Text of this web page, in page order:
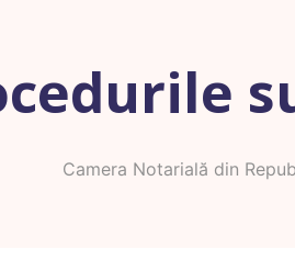
Camera Notarială din